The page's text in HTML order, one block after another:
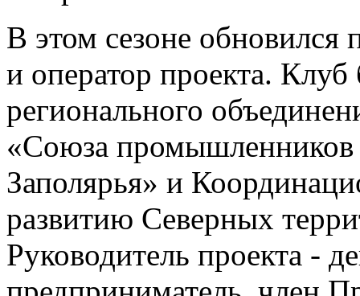
В этом сезоне обновился
и оператор проекта. Клуб
регионального
«Союза промышленников
Заполярья» и
развитию Северных
Руководитель проекта -